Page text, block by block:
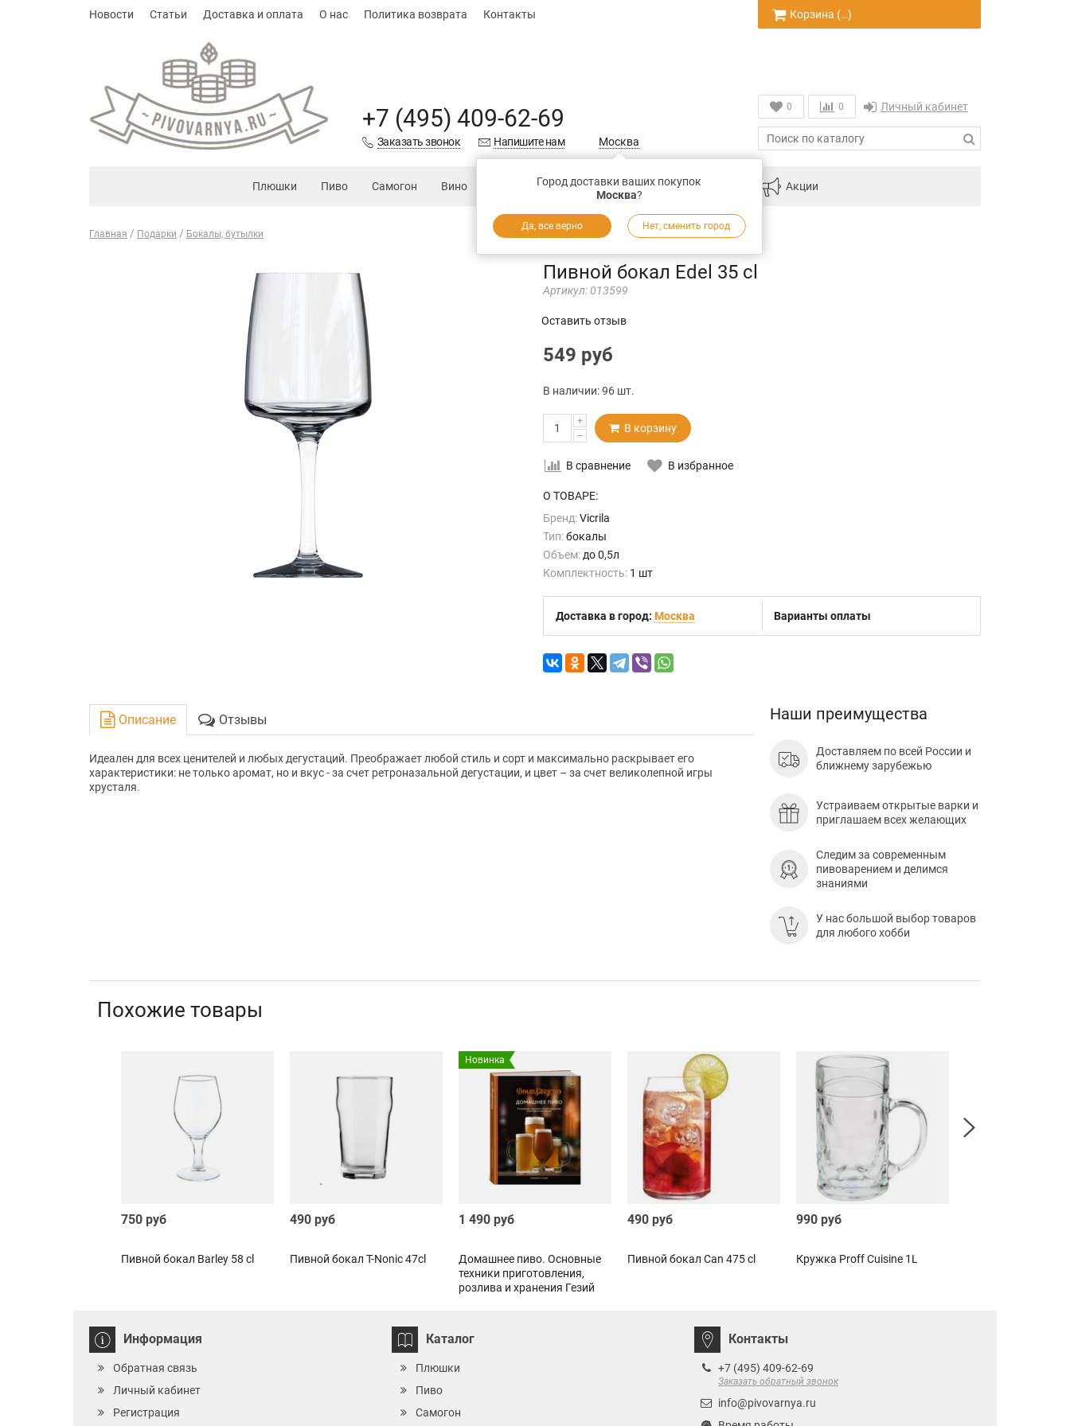
Новости Статьи Доставка и оплата О нас Политика возврата Контакты Корзина (…)
+7 (495) 409-62-69
Заказать звонок Напишите нам Москва
Город доставки ваших покупок
Москва?
Да, все верно Нет, сменить город
0 0 Личный кабинет
Плюшки Пиво Самогон Вино Подарки Запчасти Магазинам Акции
Главная Подарки Бокалы, бутылки
Пивной бокал Edel 35 cl
Артикул: 013599
Оставить отзыв
549 руб
В наличии:96 шт.
+
–
В корзину
В сравнение В избранное
О ТОВАРЕ:
Бренд:Vicrila
Тип:бокалы
Объем: до 0,5л
Комплектность: 1 шт
Доставка в город: Москва Варианты оплаты
Описание Отзывы
Идеален для всех ценителей и любых дегустаций. Преображает любой стиль и сорт и максимально раскрывает его
характеристики: не только аромат, но и вкус - за счет ретроназальной дегустации, и цвет – за счет великолепной игры
хрусталя.
Наши преимущества
Доставляем по всей России и
ближнему зарубежью
Устраиваем открытые варки и
приглашаем всех желающих
Следим за современным
пивоварением и делимся
знаниями
У нас большой выбор товаров
для любого хобби
Похожие товары
750 руб
Пивной бокал Barley 58 cl
490 руб
Пивной бокал T-Nonic 47cl
Новинка
1 490 руб
Домашнее пиво. Основные
техники приготовления,
розлива и хранения Гезий
490 руб
Пивной бокал Can 475 cl
990 руб
Кружка Proff Cuisine 1L
Информация
Обратная связь
Личный кабинет
Регистрация
Каталог
Плюшки
Пиво
Самогон
Контакты
+7 (495) 409-62-69
Заказать обратный звонок
info@pivovarnya.ru